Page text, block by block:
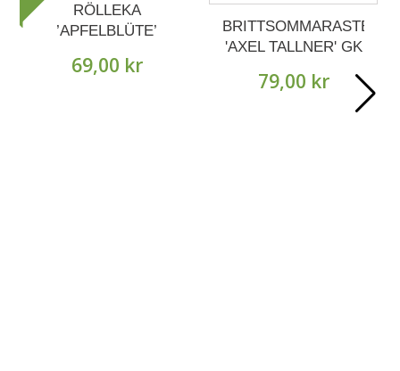
RÖLLEKA
’APFELBLÜTE’
69,00 kr
BRITTSOMMARASTER
'AXEL TALLNER' GK
79,00 kr